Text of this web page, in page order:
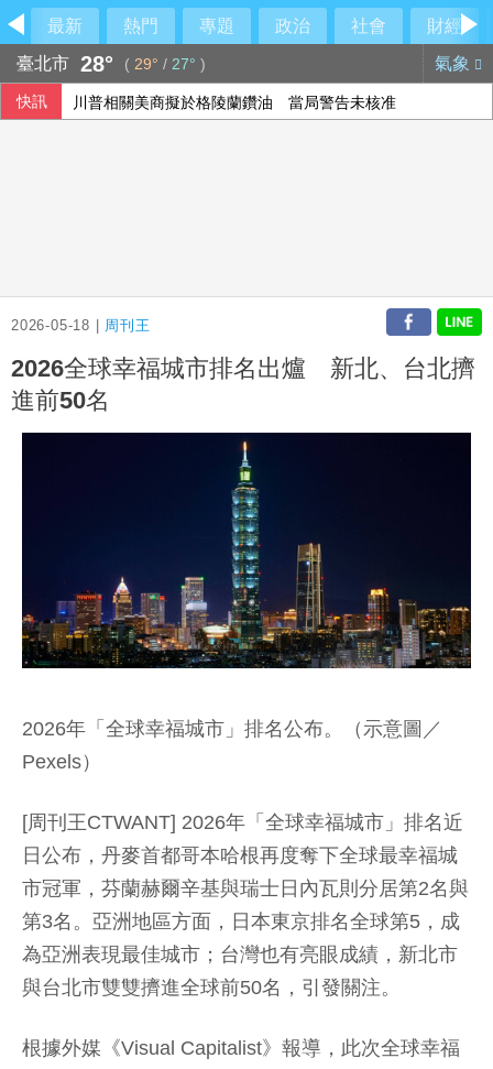
最新 熱門 專題 政治 社會
財經
臺北市 28° ( 29° / 27° ) 氣象
快訊 川普相關美商擬於格陵蘭鑽油 當局警告未核准
2026-05-18 | 周刊王
2026全球幸福城市排名出爐 新北、台北擠
進前50名
2026年「全球幸福城市」排名公布。（示意圖／
Pexels）
[周刊王CTWANT] 2026年「全球幸福城市」排名近
日公布，丹麥首都哥本哈根再度奪下全球最幸福城
市冠軍，芬蘭赫爾辛基與瑞士日內瓦則分居第2名與
第3名。亞洲地區方面，日本東京排名全球第5，成
為亞洲表現最佳城市；台灣也有亮眼成績，新北市
與台北市雙雙擠進全球前50名，引發關注。
根據外媒《Visual Capitalist》報導，此次全球幸福